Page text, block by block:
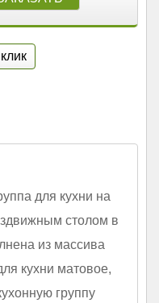
для кухни на
столом в
из массива
кухни матовое,
группу